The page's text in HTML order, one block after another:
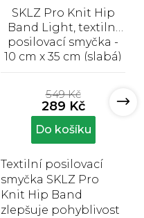
SKLZ Pro Knit Hip
Band Light, textilní
posilovací smyčka -
10 cm x 35 cm (slabá)
produktu
je
5,0
hvězdiček.
549 Kč
289 Kč
Do košíku
Textilní posilovací
smyčka SKLZ Pro
Knit Hip Band
zlepšuje pohyblivost